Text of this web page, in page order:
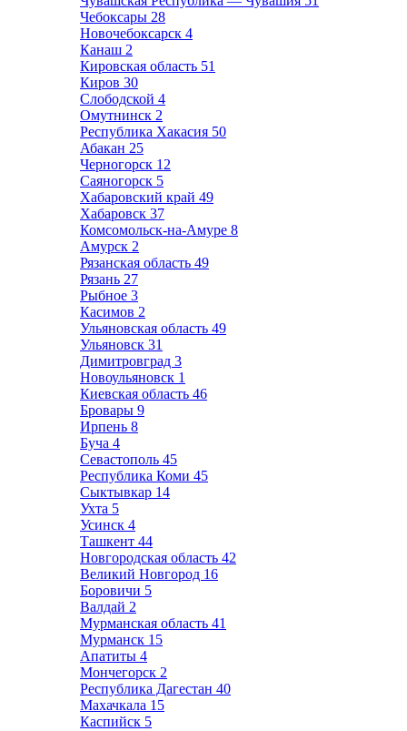
Чебоксары 28
Новочебоксарск 4
Канаш 2
Кировская область 51
Киров 30
Слободской 4
Омутнинск 2
Республика Хакасия 50
Абакан 25
Черногорск 12
Саяногорск 5
Хабаровский край 49
Хабаровск 37
Комсомольск-на-Амуре 8
Амурск 2
Рязанская область 49
Рязань 27
Рыбное 3
Касимов 2
Ульяновская область 49
Ульяновск 31
Димитровград 3
Новоульяновск 1
Киевская область 46
Бровары 9
Ирпень 8
Буча 4
Севастополь 45
Республика Коми 45
Сыктывкар 14
Ухта 5
Усинск 4
Ташкент 44
Новгородская область 42
Великий Новгород 16
Боровичи 5
Валдай 2
Мурманская область 41
Мурманск 15
Апатиты 4
Мончегорск 2
Республика Дагестан 40
Махачкала 15
Каспийск 5